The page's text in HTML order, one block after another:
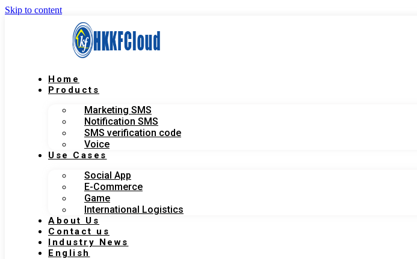
Skip to content
Home
Products
Marketing SMS
Notification SMS
SMS verification code
Voice
Use Cases
Social App
E-Commerce
Game
International Logistics
About Us
Contact us
Industry News
English